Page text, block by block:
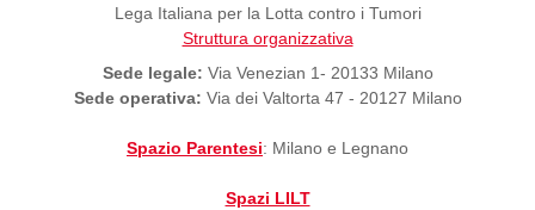
Lega Italiana per la Lotta contro i Tumori
Struttura organizzativa
Sede legale: Via Venezian 1- 20133 Milano
Sede operativa: Via dei Valtorta 47 - 20127 Milano
Spazio Parentesi: Milano e Legnano
Spazi LILT